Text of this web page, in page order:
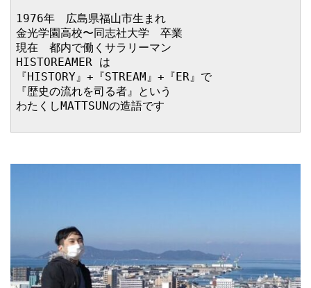
1976年　広島県福山市生まれ
金光学園高校〜同志社大学　卒業
現在　都内で働くサラリーマン
HISTOREAMER は
『HISTORY』+『STREAM』+『ER』で
『歴史の流れを司る者』という
わたくしMATTSUNの造語です